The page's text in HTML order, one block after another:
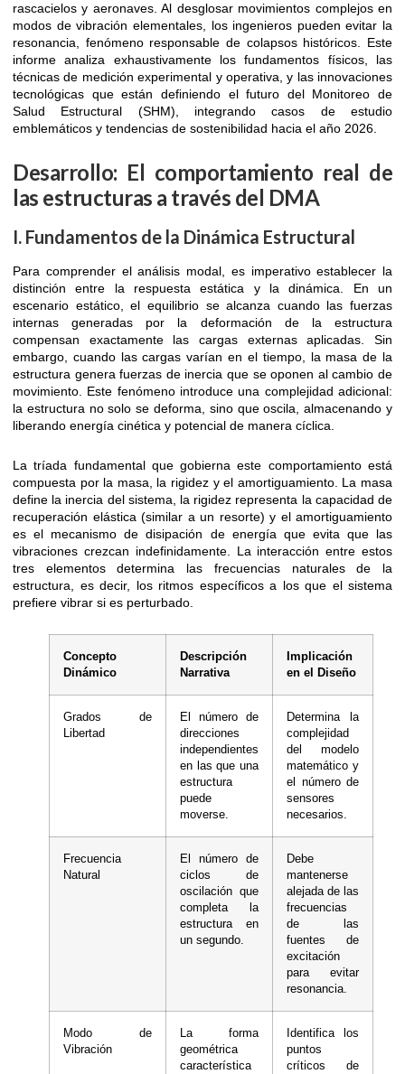
rascacielos y aeronaves. Al desglosar movimientos complejos en
modos de vibración elementales, los ingenieros pueden evitar la
resonancia, fenómeno responsable de colapsos históricos. Este
informe analiza exhaustivamente los fundamentos físicos, las
técnicas de medición experimental y operativa, y las innovaciones
tecnológicas que están definiendo el futuro del Monitoreo de
Salud Estructural (SHM), integrando casos de estudio
emblemáticos y tendencias de sostenibilidad hacia el año 2026.
Desarrollo: El comportamiento real de
las estructuras a través del DMA
I. Fundamentos de la Dinámica Estructural
Para comprender el análisis modal, es imperativo establecer la
distinción entre la respuesta estática y la dinámica. En un
escenario estático, el equilibrio se alcanza cuando las fuerzas
internas generadas por la deformación de la estructura
compensan exactamente las cargas externas aplicadas. Sin
embargo, cuando las cargas varían en el tiempo, la masa de la
estructura genera fuerzas de inercia que se oponen al cambio de
movimiento. Este fenómeno introduce una complejidad adicional:
la estructura no solo se deforma, sino que oscila, almacenando y
liberando energía cinética y potencial de manera cíclica.
La tríada fundamental que gobierna este comportamiento está
compuesta por la masa, la rigidez y el amortiguamiento. La masa
define la inercia del sistema, la rigidez representa la capacidad de
recuperación elástica (similar a un resorte) y el amortiguamiento
es el mecanismo de disipación de energía que evita que las
vibraciones crezcan indefinidamente. La interacción entre estos
tres elementos determina las frecuencias naturales de la
estructura, es decir, los ritmos específicos a los que el sistema
prefiere vibrar si es perturbado.
Concepto
Dinámico
Descripción
Narrativa
Implicación
en el Diseño
Grados de
Libertad
El número de
direcciones
independientes
en las que una
estructura
puede
moverse.
Determina la
complejidad
del modelo
matemático y
el número de
sensores
necesarios.
Frecuencia
Natural
El número de
ciclos de
oscilación que
completa la
estructura en
un segundo.
Debe
mantenerse
alejada de las
frecuencias
de las
fuentes de
excitación
para evitar
resonancia.
Modo de
Vibración
La forma
geométrica
característica
Identifica los
puntos
críticos de